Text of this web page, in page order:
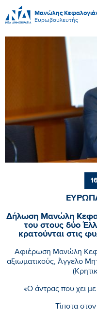
Μανώλης
Ευρωβουλευτής
Δήλωση Μανώλη
του στους δύο
κρατούνται στις
Αφιέρωση Μανώλη
αξιωματικούς, Άγγελο
«Ο άντρας που χει
Τίποτα